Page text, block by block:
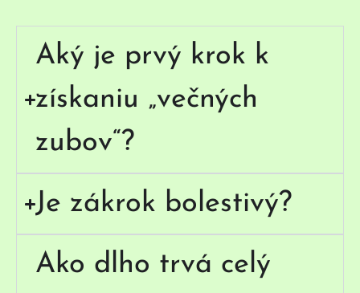
Aký je prvý krok k
získaniu „večných
zubov“?
Je zákrok bolestivý?
Ako dlho trvá celý